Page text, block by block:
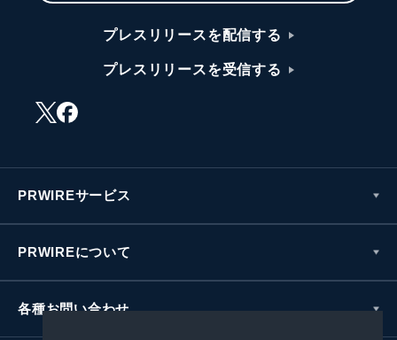
プレスリリースを配信する
プレスリリースを受信する
PRWIREサービス
PRWIREについて
各種お問い合わせ